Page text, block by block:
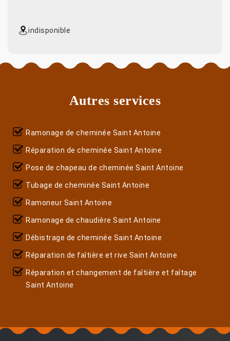
indisponible
Autres services
Ramonage de cheminée Saint Antoine
Réparation de cheminée Saint Antoine
Pose de chapeau de cheminée Saint Antoine
Tubage de cheminée Saint Antoine
Ramoneur Saint Antoine
Ramonage de chaudière Saint Antoine
Débistrage de cheminée Saint Antoine
Réparation de faîtière et rive Saint Antoine
Réparation et changement de faîtière et faîtage
Saint Antoine